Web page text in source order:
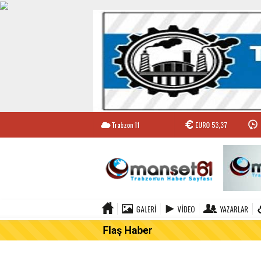
Trabzon11 EURO53,37
GALERI VIDEO YAZARLAR
Flaş Haber